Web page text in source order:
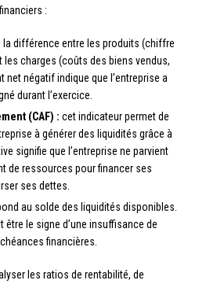
:
la différence entre les produits (chiffre
charges (coûts des biens vendus,
net négatif indique que l’entreprise a
durant l’exercice.
(CAF) : cet indicateur permet de
à générer des liquidités grâce à
signifie que l’entreprise ne parvient
de ressources pour financer ses
ses dettes.
au solde des liquidités disponibles.
être le signe d’une insuffisance de
financières.
les ratios de rentabilité, de